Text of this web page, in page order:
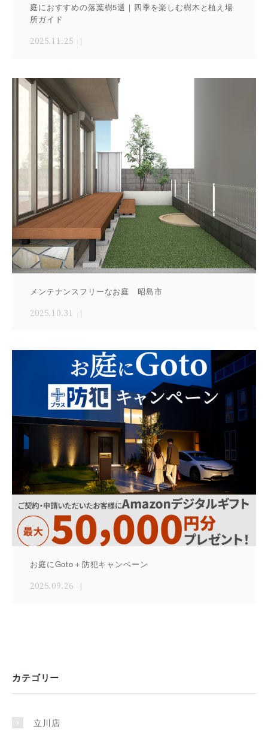
庭におすすめの落葉樹5選｜四季を楽しむ樹木と植え場
所ガイド
2025.11.25
メンテナンスフリーなお庭 昭島市
2025.10.31
お庭にGoto＋防犯キャンペーン
2025.09.26
カテゴリー
立川店